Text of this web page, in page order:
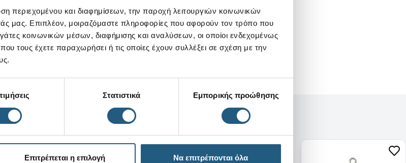
περιεχομένου και διαφημίσεων, την παροχή λειτουργιών κοινωνικών
μας. Επιπλέον, μοιραζόμαστε πληροφορίες που αφορούν τον τρόπο που
κοινωνικών μέσων, διαφήμισης και αναλύσεων, οι οποίοι ενδεχομένως
τους έχετε παραχωρήσει ή τις οποίες έχουν συλλέξει σε σχέση με την
Στατιστικά Εμπορικής προώθησης
Επιτρέπεται η επιλογή Να επιτρέπονται όλα